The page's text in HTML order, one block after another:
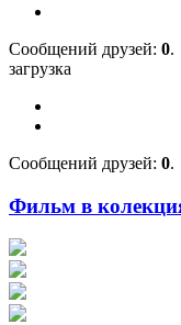
Cообщений друзей: 0.
загрузка
Cообщений друзей: 0.
Фильм в